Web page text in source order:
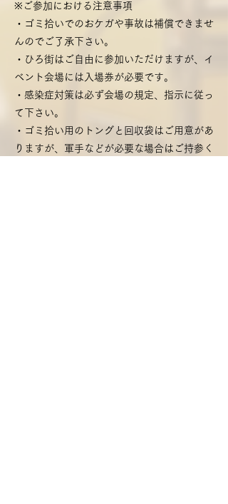
※ご参加における注意事項
・ゴミ拾いでのおケガや事故は補償できませ
んのでご了承下さい。
・ひろ街はご自由に参加いただけますが、イ
ベント会場には入場券が必要です。
・感染症対策は必ず会場の規定、指示に従っ
て下さい。
・ゴミ拾い用のトングと回収袋はご用意があ
りますが、軍手などが必要な場合はご持参く